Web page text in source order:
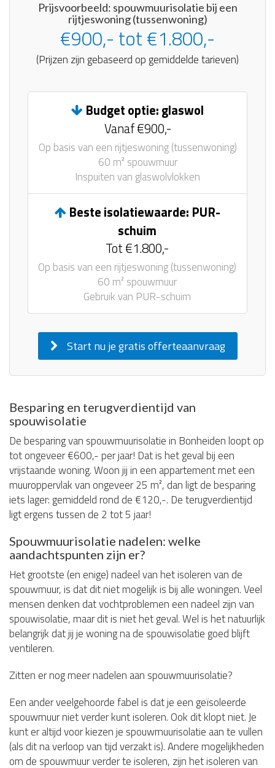
Prijsvoorbeeld: spouwmuurisolatie bij een
rijtjeswoning (tussenwoning)
€900,- tot €1.800,-
(Prijzen zijn gebaseerd op gemiddelde tarieven)
Budget optie: glaswol
Vanaf €900,-
Op basis van een rijtjeswoning (tussenwoning)
60 m² spouwmuur
Inspuiten van glaswolvlokken
Beste isolatiewaarde: PUR-
schuim
Tot €1.800,-
Op basis van een rijtjeswoning (tussenwoning)
60 m² spouwmuur
Gebruik van PUR-schuim
Start nu je gratis offerteaanvraag
Besparing en terugverdientijd van
spouwisolatie
De besparing van spouwmuurisolatie in Bonheiden loopt op
tot ongeveer €600,- per jaar! Dat is het geval bij een
vrijstaande woning. Woon jij in een appartement met een
muuroppervlak van ongeveer 25 m², dan ligt de besparing
iets lager: gemiddeld rond de €120,-. De terugverdientijd
ligt ergens tussen de 2 tot 5 jaar!
Spouwmuurisolatie nadelen: welke
aandachtspunten zijn er?
Het grootste (en enige) nadeel van het isoleren van de
spouwmuur, is dat dit niet mogelijk is bij alle woningen. Veel
mensen denken dat vochtproblemen een nadeel zijn van
spouwisolatie, maar dit is niet het geval. Wel is het natuurlijk
belangrijk dat jij je woning na de spouwisolatie goed blijft
ventileren.
Zitten er nog meer nadelen aan spouwmuurisolatie?
Een ander veelgehoorde fabel is dat je een geïsoleerde
spouwmuur niet verder kunt isoleren. Ook dit klopt niet. Je
kunt er altijd voor kiezen je spouwmuurisolatie aan te vullen
(als dit na verloop van tijd verzakt is). Andere mogelijkheden
om de spouwmuur verder te isoleren, zijn het isoleren van